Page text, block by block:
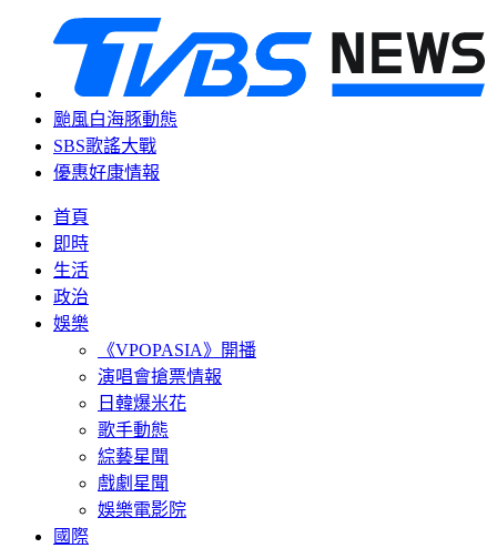
颱風白海豚動態
SBS歌謠大戰
優惠好康情報
首頁
即時
生活
政治
娛樂
《VPOPASIA》開播
演唱會搶票情報
日韓爆米花
歌手動態
綜藝星聞
戲劇星聞
娛樂電影院
國際